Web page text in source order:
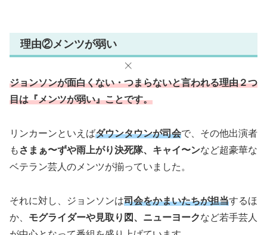
理由②メンツが弱い
ジョンソンが面白くない・つまらないと言われる理由２つ
目は『メンツが弱い』ことです。
リンカーンといえばダウンタウンが司会で、その他出演者
も さまぁ〜ずや雨上がり決死隊、キャイ〜ンなど超豪華な
ベテラン芸人のメンツが揃っていました。
それに対し、ジョンソンは司会をかまいたちが担当するほ
か、 モグライダーや見取り図、ニューヨークなど若手芸人